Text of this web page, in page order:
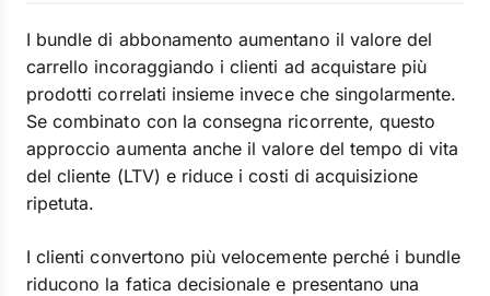
I bundle di abbonamento aumentano il valore del
carrello incoraggiando i clienti ad acquistare più
prodotti correlati insieme invece che singolarmente.
Se combinato con la consegna ricorrente, questo
approccio aumenta anche il valore del tempo di vita
del cliente (LTV) e riduce i costi di acquisizione
ripetuta.
I clienti convertono più velocemente perché i bundle
riducono la fatica decisionale e presentano una